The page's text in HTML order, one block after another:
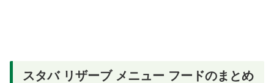
スタバ リザーブ メニュー フードのまとめ